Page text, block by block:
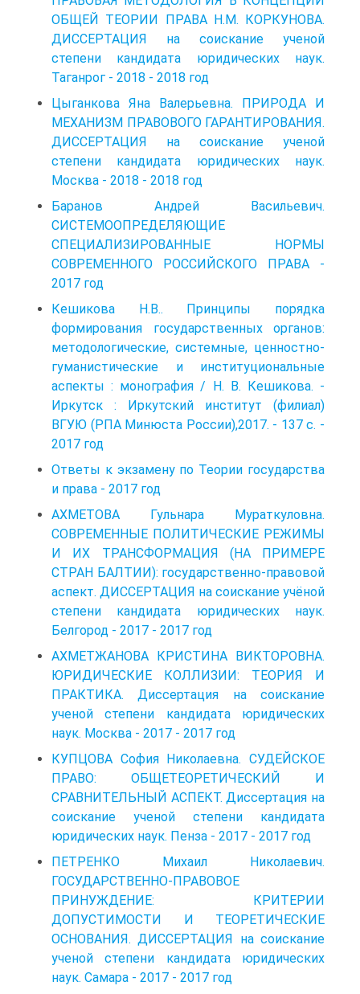
ОБЩЕЙ ТЕОРИИ ПРАВА Н.М. КОРКУНОВА.
ДИССЕРТАЦИЯ на соискание ученой
степени кандидата юридических наук.
Таганрог - 2018 - 2018 год
Цыганкова Яна Валерьевна. ПРИРОДА И
МЕХАНИЗМ ПРАВОВОГО ГАРАНТИРОВАНИЯ.
ДИССЕРТАЦИЯ на соискание ученой
степени кандидата юридических наук.
Москва - 2018 - 2018 год
Баранов Андрей Васильевич.
СИСТЕМООПРЕДЕЛЯЮЩИЕ
СПЕЦИАЛИЗИРОВАННЫЕ НОРМЫ
СОВРЕМЕННОГО РОССИЙСКОГО ПРАВА -
2017 год
Кешикова Н.В.. Принципы порядка
формирования государственных органов:
методологические, системные, ценностно-
гуманистические и институциональные
аспекты : монография / Н. В. Кешикова. -
Иркутск : Иркутский институт (филиал)
ВГУЮ (РПА Минюста России),2017. - 137 с. -
2017 год
Ответы к экзамену по Теории государства
и права - 2017 год
АХМЕТОВА Гульнара Мураткуловна.
СОВРЕМЕННЫЕ ПОЛИТИЧЕСКИЕ РЕЖИМЫ
И ИХ ТРАНСФОРМАЦИЯ (НА ПРИМЕРЕ
СТРАН БАЛТИИ): государственно-правовой
аспект. ДИССЕРТАЦИЯ на соискание учёной
степени кандидата юридических наук.
Белгород - 2017 - 2017 год
АХМЕТЖАНОВА КРИСТИНА ВИКТОРОВНА.
ЮРИДИЧЕСКИЕ КОЛЛИЗИИ: ТЕОРИЯ И
ПРАКТИКА. Диссертация на соискание
ученой степени кандидата юридических
наук. Москва - 2017 - 2017 год
КУПЦОВА София Николаевна. СУДЕЙСКОЕ
ПРАВО: ОБЩЕТЕОРЕТИЧЕСКИЙ И
СРАВНИТЕЛЬНЫЙ АСПЕКТ. Диссертация на
соискание ученой степени кандидата
юридических наук. Пенза - 2017 - 2017 год
ПЕТРЕНКО Михаил Николаевич.
ГОСУДАРСТВЕННО-ПРАВОВОЕ
ПРИНУЖДЕНИЕ: КРИТЕРИИ
ДОПУСТИМОСТИ И ТЕОРЕТИЧЕСКИЕ
ОСНОВАНИЯ. ДИССЕРТАЦИЯ на соискание
ученой степени кандидата юридических
наук. Самара - 2017 - 2017 год